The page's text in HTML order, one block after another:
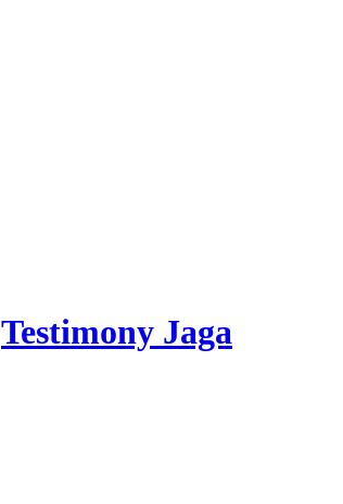
Testimony Jaga